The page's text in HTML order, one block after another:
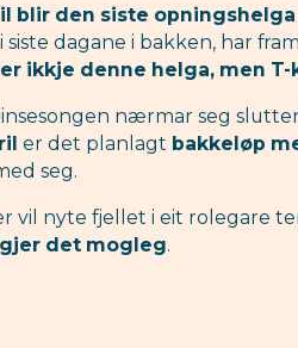
blir den siste
dagane i bakken, har
ikkje denne helga, men
nærmar seg
er det planlagt bakkeløp
seg.
vil nyte fjellet i eit rolegare
det mogleg.